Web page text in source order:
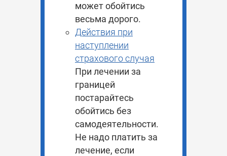
может обойтись
весьма дорого.
Действия при
наступлении
страхового случая
При лечении за
границей
постарайтесь
обойтись без
самодеятельности.
Не надо платить за
лечение, если